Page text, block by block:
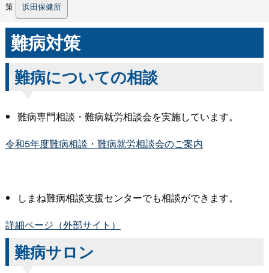
策 浜田保健所
難病対策
難病についての相談
難病専門相談・難病就労相談会を実施しています。
令和5年度難病相談・難病就労相談会のご案内
しまね難病相談支援センターでも相談ができます。
詳細ページ（外部サイト）
難病サロン